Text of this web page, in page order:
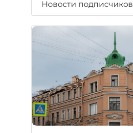
Новости подписчиков